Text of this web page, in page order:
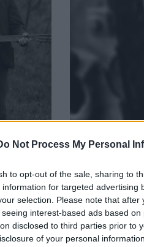
Not Process My Personal
to opt-out of the sale, sharing to
information for targeted advertising
selection. Please note that
interest-based ads based
disclosed to third parties prior to
of your personal
A
AI-val